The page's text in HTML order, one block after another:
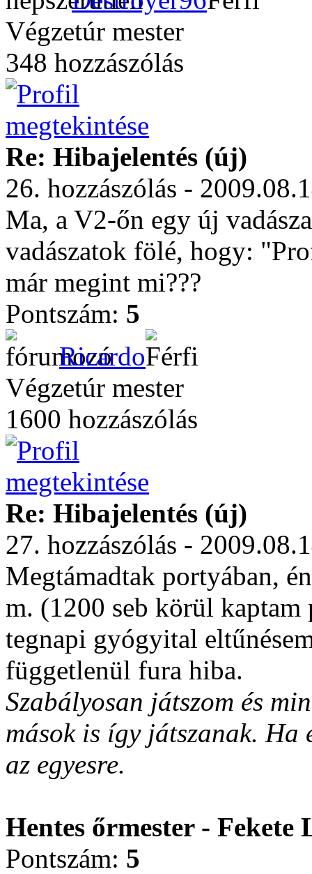
Végzetúr mester
348 hozzászólás
Re: Hibajelentés (új)
26. hozzászólás -
Ma, a V2-őn egy új
vadászatok fölé, hogy:
már megint mi???
Pontszám: 5
Ricardo
Végzetúr mester
1600 hozzászólás
Re: Hibajelentés (új)
27. hozzászólás -
Megtámadtak portyában,
m. (1200 seb körül
tegnapi gyógyital
függetlenül fura hiba.
Szabályosan játszom és
mások is így játszanak. Ha
az egyesre.
Hentes őrmester - Fekete
Pontszám: 5